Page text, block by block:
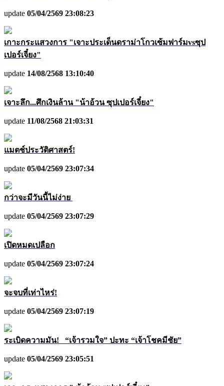
update 05/04/2569 23:08:23
เกาะกระแสวงการ "เจาะประเด็นดราม่าโกวเซ้มฟาร์มvsซุป
เปอร์เจี๋ยง"
update 14/08/2568 13:10:40
เจาะลึก...ศึกเงินล้าน "น้าอ้วน ซุปเปอร์เจี๋ยง"
update 11/08/2568 21:03:31
แมตช์ประวัติศาสตร์!
update 05/04/2569 23:07:34
กว่าจะมีวันนี้ไม่ง่าย
update 05/04/2569 23:07:29
เปิดหมดเปลือก
update 05/04/2569 23:07:24
จะจบที่เท่าไหร่!
update 05/04/2569 23:07:19
ระเบิดความมัน! “เจ้ารวมใจ” ปะทะ “เจ้าโชคมีชัย”
update 05/04/2569 23:05:51